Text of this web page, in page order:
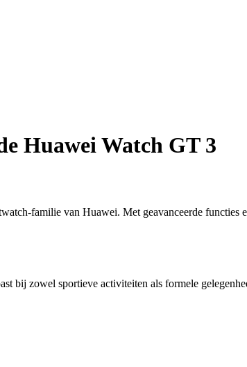
Huawei Watch GT 3
familie van Huawei. Met geavanceerde
bij zowel sportieve activiteiten als formele